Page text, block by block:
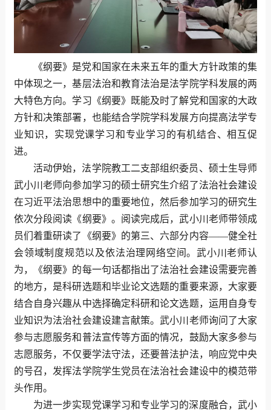
《纲要》是党和国家在未来五年的重大方针政策的集
中体现之一，基层法治和教育法治是法学院学科发展的两
大特色方向。学习《纲要》既能及时了解党和国家的大政
方针和决策部署，也能结合学院学科发展方向提高法学专
业知识，实现党课学习和专业学习的有机结合、相互促
进。
活动伊始，法学院教工二支部组织委员、硕士生导师
武小川老师向参加学习的硕士研究生介绍了法治社会建设
在习近平法治思想中的重要地位，然后参加学习的研究生
依次分段阅读《纲要》。阅读完成后，武小川老师带领成
员们着重研读了《纲要》的第三、六部分内容——健全社
会领域制度规范以及依法治理网络空间。武小川老师认
为，《纲要》的每一句话都指出了法治社会建设需要完善
的地方，是科研选题和毕业论文选题的重要来源，大家要
结合自身兴趣从中选择确定科研和论文选题，运用自身专
业知识为法治社会建设建言献策。武小川老师询问了大家
参与志愿服务和普法宣传等方面的情况，鼓励大家多参与
志愿服务，不仅要学法守法，还要普法护法，响应党中央
的号召，发挥法学院学生党员在法治社会建设中的模范带
头作用。
为进一步实现党课学习和专业学习的深度融合，武小